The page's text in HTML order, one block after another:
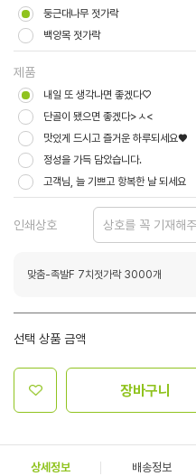
둥근대나무 젓가락
백양목 젓가락
제품
내일 또 생각나면 좋겠다♡
단골이 됐으면 좋겠다>ㅅ<
맛있게 드시고 즐거운 하루되세요♥
정성을 가득 담았습니다.
고객님, 늘 기쁘고 항복한 날 되세요
인쇄상호
맞춤-족발F 7치젓가락 3000개
선택 상품 금액
장바구니
상세정보 배송정보